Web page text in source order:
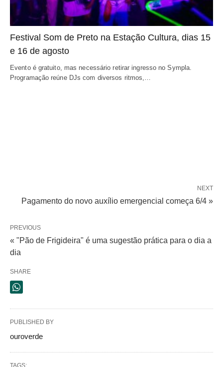
Festival Som de Preto na Estação Cultura, dias 15
e 16 de agosto
Evento é gratuito, mas necessário retirar ingresso no Sympla.
Programação reúne DJs com diversos ritmos,…
NEXT
Pagamento do novo auxílio emergencial começa 6/4 »
PREVIOUS
« "Pão de Frigideira" é uma sugestão prática para o dia a
dia
SHARE
PUBLISHED BY
ouroverde
TAGS: